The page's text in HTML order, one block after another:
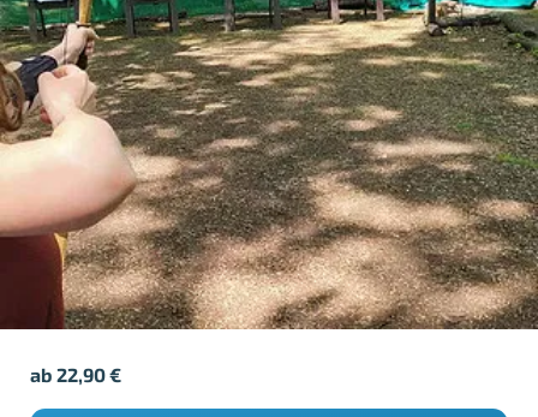
ab22,90€